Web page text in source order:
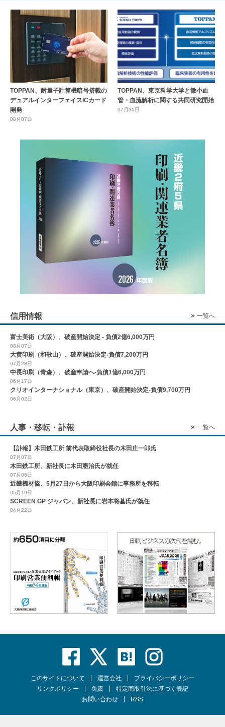
TOPPAN、耐量子計算機暗号搭載の
デュアルインターフェイスICカード
開発
08月07日
TOPPAN、東京科学大学と微小血
管・血流解析に関する共同研究開始
07月30日
信用情報 一覧へ
富士美術（大阪）、破産開始決定 - 負債2億6,000万円
08月07日
大黄印刷（和歌山）、破産開始決定-負債7,200万円
07月28日
中長印刷（青森）、破産申請へ-負債1億6,000万円
06月17日
クリオインターナショナル（東京）、破産開始決定-負債9,700万円
06月02日
人事・移転・訃報 一覧へ
【訃報】木田鉄工所 前代表取締役社長の木田庄一郎氏
07月07日
木田鉄工所、新社長に木田憲治氏が就任
07月06日
近畿機材協、5月27日から大阪印刷会館に事務所を移転
05月19日
SCREEN GP ジャパン、新社長に岩本将基氏が就任
04月22日
このサイトについて 運営会社
プライバシーポリシー
リンクポリシー
免責
特定商取引法に基づく表記
お問い合わせ
RSS